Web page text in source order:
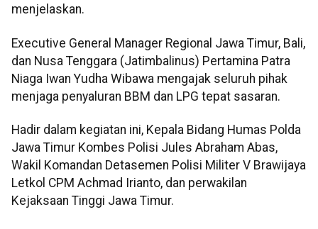
menjelaskan.
Executive General Manager Regional Jawa Timur, Bali,
dan Nusa Tenggara (Jatimbalinus) Pertamina Patra
Niaga Iwan Yudha Wibawa mengajak seluruh pihak
menjaga penyaluran BBM dan LPG tepat sasaran.
Hadir dalam kegiatan ini, Kepala Bidang Humas Polda
Jawa Timur Kombes Polisi Jules Abraham Abas,
Wakil Komandan Detasemen Polisi Militer V Brawijaya
Letkol CPM Achmad Irianto, dan perwakilan
Kejaksaan Tinggi Jawa Timur.